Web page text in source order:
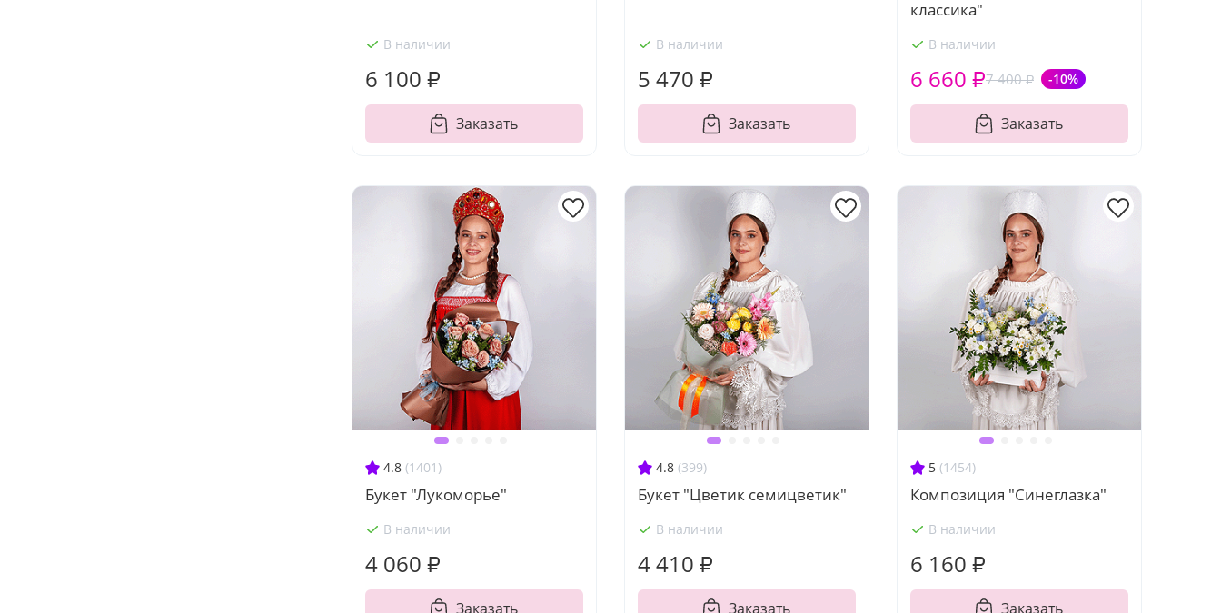
В наличии
6 100 ₽
Заказать
В наличии
5 470 ₽
Заказать
классика"
В наличии
7 400 ₽ -10%
6 660 ₽
Заказать
4.8 (1401)
Букет "Лукоморье"
В наличии
4 060 ₽
Заказать
4.8 (399)
Букет "Цветик семицветик"
В наличии
4 410 ₽
Заказать
5 (1454)
Композиция "Синеглазка"
В наличии
6 160 ₽
Заказать